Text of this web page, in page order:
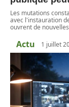
Les mutations
avec l'instauration
ouvrent de
Actu 1 juillet